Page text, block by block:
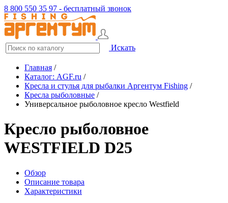
8 800 550 35 97 - бесплатный звонок
Искать
Главная /
Каталог: AGF.ru /
Кресла и стулья для рыбалки Аргентум Fishing /
Кресла рыболовные /
Универсальное рыболовное кресло Westfield
Кресло рыболовное
WESTFIELD D25
Обзор
Описание товара
Характеристики